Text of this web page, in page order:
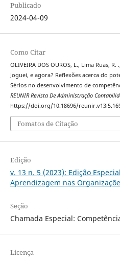
Publicado
2024-04-09
Como Citar
OLIVEIRA DOS OUROS, L., Lima Ruas,
Joguei, e agora? Reflexões acerca do
Sérios no desenvolvimento de
REUNIR Revista De Administração
https://doi.org/10.18696/
Fomatos de Citação
Edição
v. 13 n. 5 (2023): Edição
Aprendizagem nas
Seção
Chamada Especial:
Licença